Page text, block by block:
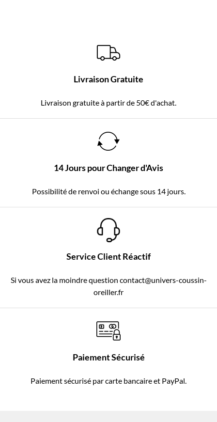
Livraison Gratuite
Livraison gratuite à partir de 50€ d'achat.
14 Jours pour Changer d'Avis
Possibilité de renvoi ou échange sous 14 jours.
Service Client Réactif
Si vous avez la moindre question contact@univers-coussin-
oreiller.fr
Paiement Sécurisé
Paiement sécurisé par carte bancaire et PayPal.